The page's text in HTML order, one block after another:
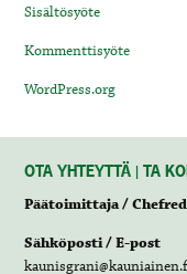
Sisältösyöte
Kommenttisyöte
WordPress.org
OTA YHTEYTTÄ | TA
Päätoimittaja /
Sähköposti / E-post